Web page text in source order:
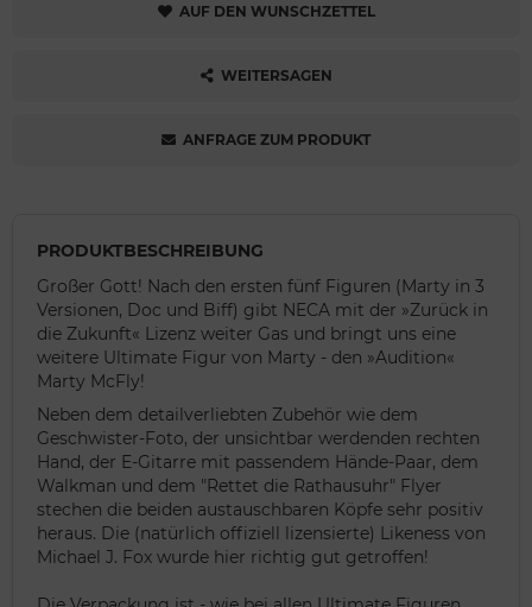
AUF DEN WUNSCHZETTEL
WEITERSAGEN
ANFRAGE ZUM PRODUKT
PRODUKTBESCHREIBUNG
Großer Gott! Nach den ersten fünf Figuren (Marty in 3
Versionen, Doc und Biff) gibt NECA mit der »Zurück in
die Zukunft« Lizenz weiter Gas und bringt uns eine
weitere Ultimate Figur von Marty - den »Audition«
Marty McFly!
Neben dem detailverliebten Zubehör wie dem
Geschwister-Foto, der unsichtbar werdenden rechten
Hand, der E-Gitarre mit passendem Hände-Paar, dem
Walkman und dem "Rettet die Rathausuhr" Flyer
stechen die beiden austauschbaren Köpfe sehr positiv
heraus. Die (natürlich offiziell lizensierte) Likeness von
Michael J. Fox wurde hier richtig gut getroffen!